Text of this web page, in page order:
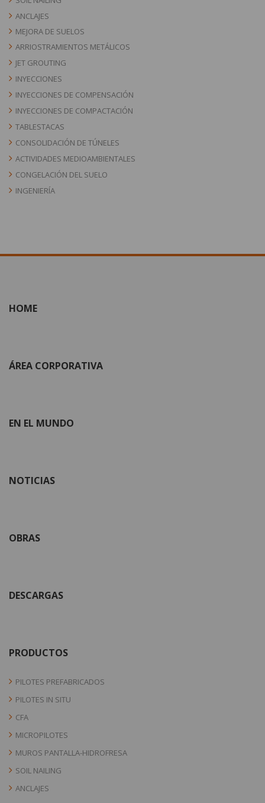
ANCLAJES
MEJORA DE SUELOS
ARRIOSTRAMIENTOS METÁLICOS
JET GROUTING
INYECCIONES
INYECCIONES DE COMPENSACIÓN
INYECCIONES DE COMPACTACIÓN
TABLESTACAS
CONSOLIDACIÓN DE TÚNELES
ACTIVIDADES MEDIOAMBIENTALES
CONGELACIÓN DEL SUELO
INGENIERÍA
HOME
ÁREA CORPORATIVA
EN EL MUNDO
NOTICIAS
OBRAS
DESCARGAS
PRODUCTOS
PILOTES PREFABRICADOS
PILOTES IN SITU
CFA
MICROPILOTES
MUROS PANTALLA-HIDROFRESA
SOIL NAILING
ANCLAJES